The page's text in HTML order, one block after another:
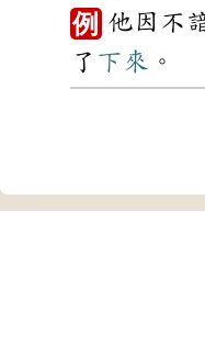
例 他因不
了 下來 。